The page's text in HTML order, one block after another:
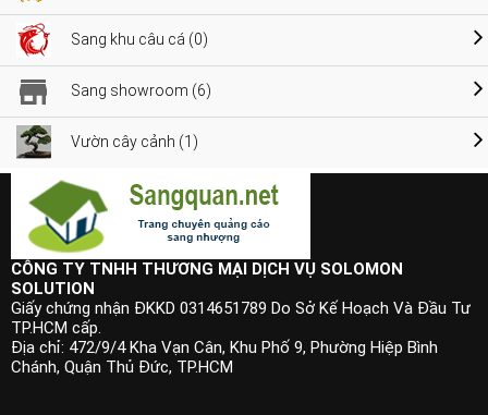
Sang khu câu cá (0)
Sang showroom (6)
Vườn cây cảnh (1)
CÔNG TY TNHH THƯƠNG MẠI DỊCH VỤ SOLOMON
SOLUTION
Giấy chứng nhận ĐKKD 0314651789 Do Sở Kế Hoạch Và Đầu Tư
TP.HCM cấp.
Địa chỉ: 472/9/4 Kha Vạn Cân, Khu Phố 9, Phường Hiệp Bình
Chánh, Quận Thủ Đức, TP.HCM